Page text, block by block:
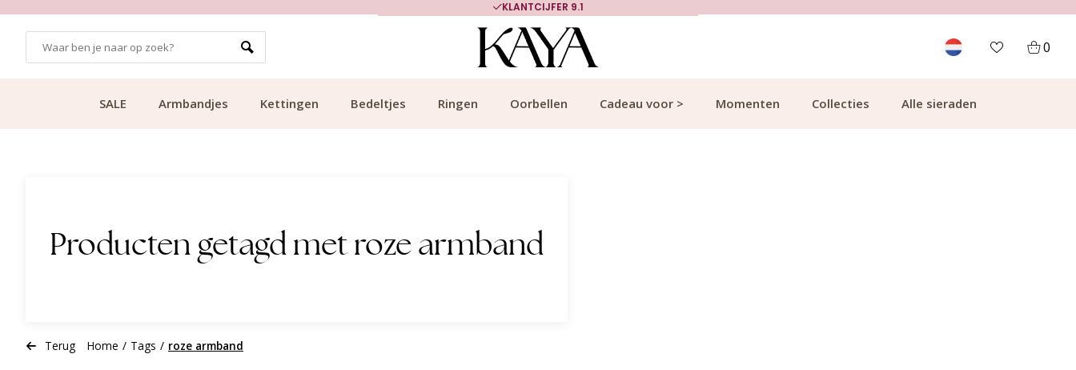
KLANTCIJFER 9.1
0
SALE Armbandjes Kettingen Bedeltjes Ringen Oorbellen Cadeau voor > Momenten Collecties Alle sieraden
Producten getagd met roze armband
Terug Home / Tags / roze armband